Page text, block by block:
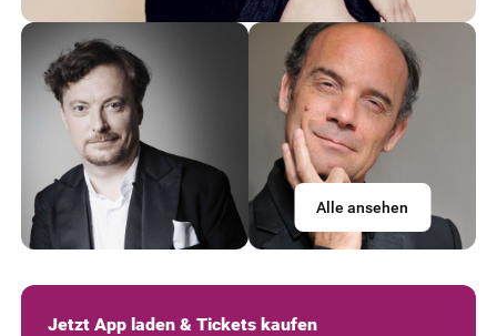
Alle ansehen
Jetzt App laden & Tickets kaufen